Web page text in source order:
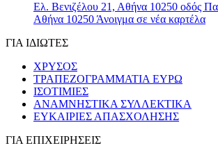
Ελ. Βενιζέλου 21, Αθήνα 10250 οδός
Αθήνα 10250 Άνοιγμα σε νέα καρτέλα
ΓΙΑ ΙΔΙΩΤΕΣ
ΧΡΥΣΟΣ
ΤΡΑΠΕΖΟΓΡΑΜΜΑΤΙΑ ΕΥΡΩ
ΙΣΟΤΙΜΙΕΣ
ΑΝΑΜΝΗΣΤΙΚΑ ΣΥΛΛΕΚΤΙΚΑ
ΕΥΚΑΙΡΙΕΣ ΑΠΑΣΧΟΛΗΣΗΣ
ΓΙΑ ΕΠΙΧΕΙΡΗΣΕΙΣ